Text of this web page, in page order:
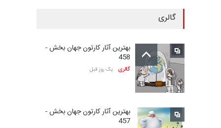
مهلت 23 روز دیگر
مهلت 23 روز دیگر
گالری
بهترین آثار کارتون جهان بخش -
458
گالری یک روز قبل
بهترین آثار کارتون جهان بخش -
457